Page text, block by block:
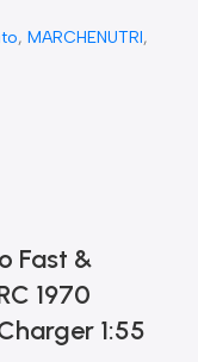
, MARCHENUTRI,
Fast &
1970
1:55